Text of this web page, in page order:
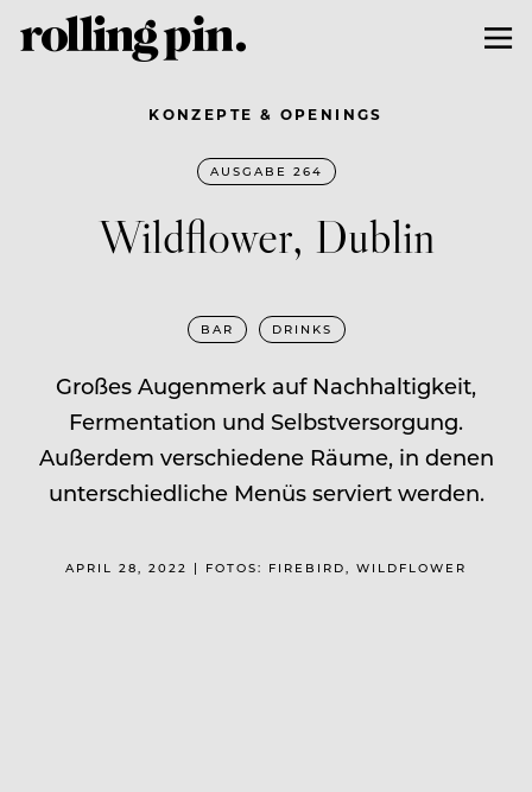
KONZEPTE & OPENINGS
AUSGABE 264
Wildflower, Dublin
BAR DRINKS
Großes Augenmerk auf Nachhaltigkeit,
Fermentation und Selbstversorgung.
Außerdem verschiedene Räume, in denen
unterschiedliche Menüs serviert werden.
APRIL 28, 2022 | FOTOS: FIREBIRD, WILDFLOWER